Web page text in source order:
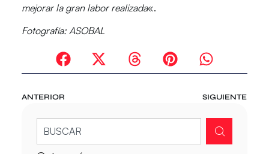
mejorar la gran labor realizada«.
Fotografía: ASOBAL
ANTERIOR SIGUIENTE